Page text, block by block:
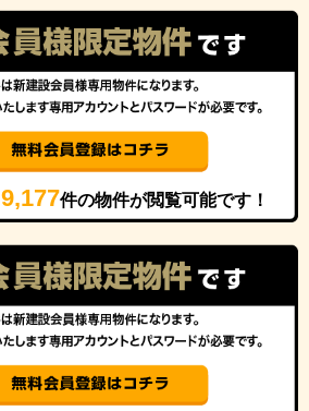
9,177件の物件が閲覧可能です！